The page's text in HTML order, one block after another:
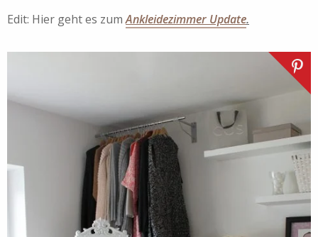
Edit: Hier geht es zumAnkleidezimmer Update.